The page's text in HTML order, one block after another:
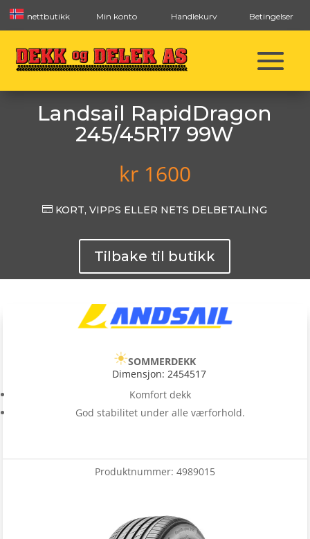
nettbutikk Min konto Handlekurv Betingelser
Landsail RapidDragon
245/45R17 99W
kr1600
 KORT, VIPPS ELLER NETS DELBETALING
Tilbake til butikk
SOMMERDEKK
Dimensjon: 2454517
Komfort dekk
God stabilitet under alle værforhold.
Produktnummer: 4989015